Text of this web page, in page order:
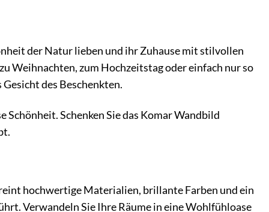
der Natur lieben und ihr Zuhause mit stilvollen
Weihnachten, zum Hochzeitstag oder einfach nur so
des Beschenkten.
Schönheit. Schenken Sie das Komar Wandbild
hochwertige Materialien, brillante Farben und ein
Verwandeln Sie Ihre Räume in eine Wohlfühloase